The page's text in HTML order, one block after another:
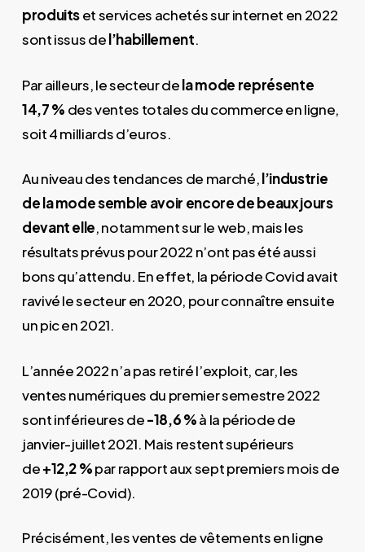
produitset services achetés sur internet en 2022
sont issus del’habillement.
Par ailleurs, le secteur dela mode représente
14,7 % des ventes totales du commerce en ligne,
soit 4 milliards d’euros.
Au niveau des tendances de marché,l’industrie
de la mode semble avoir encore de beaux jours
devant elle, notamment sur le web, mais les
résultats prévus pour 2022 n’ont pas été aussi
bons qu’attendu. En effet, la période Covid avait
ravivé le secteur en 2020, pour connaître ensuite
un pic en 2021.
L’année 2022 n’a pas retiré l’exploit, car, les
ventes numériques du premier semestre 2022
sont inférieures de-18,6 %à la période de
janvier-juillet 2021. Mais restent supérieurs
de+12,2 %par rapport aux sept premiers mois de
2019 (pré-Covid).
Précisément, les ventes de vêtements en ligne